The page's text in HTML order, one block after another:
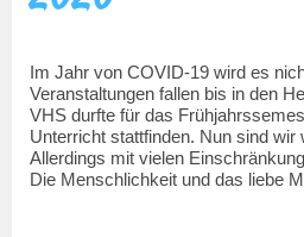
Im Jahr von COVID-19 wird es
Veranstaltungen fallen bis in den
VHS durfte für das
Unterricht stattfinden. Nun sind wir
Allerdings mit vielen
Die Menschlichkeit und das liebe